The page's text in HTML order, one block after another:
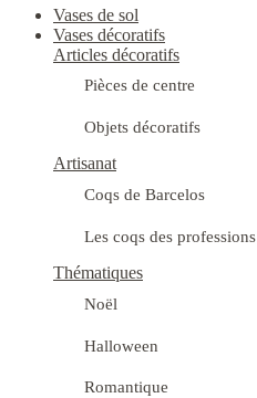
Vases de sol
Vases décoratifs
Articles décoratifs
Pièces de centre
Objets décoratifs
Artisanat
Coqs de Barcelos
Les coqs des professions
Thématiques
Noël
Halloween
Romantique